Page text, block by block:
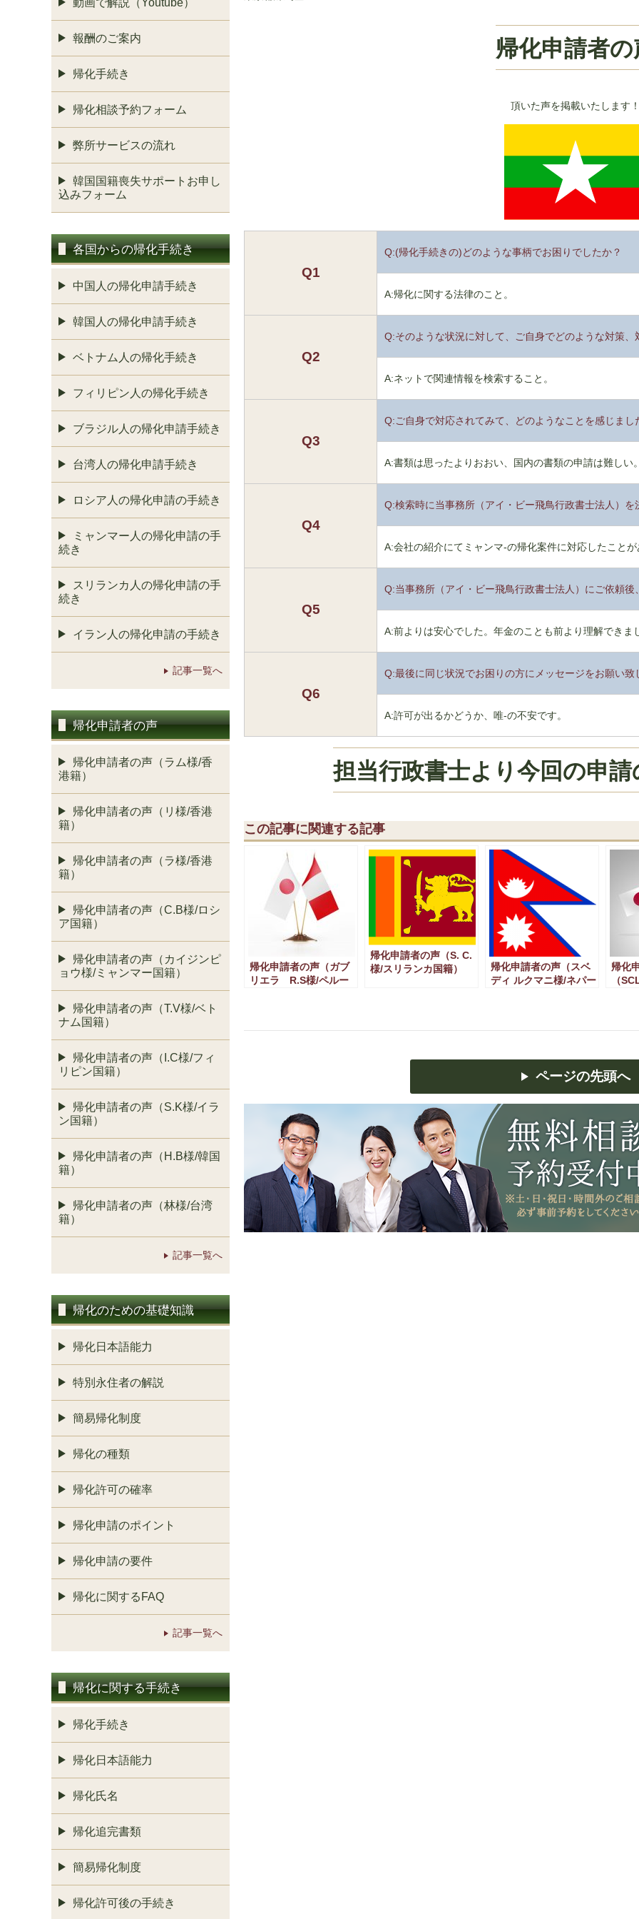
帰化申請者
頂いた声を掲載いたします
Q1
Q:(帰化手続きの)どのような事柄でお困りでしたか？
A:帰化に関する法律のこと。
Q2
Q:そのような状況に対して、ご自身でどのような対策、
A:ネットで関連情報を検索すること。
Q3
Q:ご自身で対応されてみて、どのようなことを感じまし
A:書類は思ったよりおおい、国内の書類の申請は難しい
Q4
Q:検索時に当事務所（アイ・ビー飛鳥行政書士法人）
A:会社の紹介にてミャンマ-の帰化案件に対応したこと
Q5
Q:当事務所（アイ・ビー飛鳥行政書士法人）にご依頼
A:前よりは安心でした。年金のことも前より理解できま
Q6
Q:最後に同じ状況でお困りの方にメッセージをお願い致
A:許可が出るかどうか、唯-の不安です。
担当行政書士より今回の申
この記事に関連する記事
帰化申請者の声（ガブ
リエラ R.S様/ペルー
帰化申請者の声（S. C.
様/スリランカ国籍）
帰化申請者の声（スベ
ディ ルクマニ様/ネパー
帰化
（
ページの先頭へ
動画で解説（Youtube）
報酬のご案内
帰化手続き
帰化相談予約フォーム
弊所サービスの流れ
韓国国籍喪失サポートお申し
込みフォーム
各国からの帰化手続き
中国人の帰化申請手続き
韓国人の帰化申請手続き
ベトナム人の帰化手続き
フィリピン人の帰化手続き
ブラジル人の帰化申請手続き
台湾人の帰化申請手続き
ロシア人の帰化申請の手続き
ミャンマー人の帰化申請の手
続き
スリランカ人の帰化申請の手
続き
イラン人の帰化申請の手続き
記事一覧へ
帰化申請者の声
帰化申請者の声（ラム様/香
港籍）
帰化申請者の声（リ様/香港
籍）
帰化申請者の声（ラ様/香港
籍）
帰化申請者の声（C.B様/ロシ
ア国籍）
帰化申請者の声（カイジンピ
ョウ様/ミャンマー国籍）
帰化申請者の声（T.V様/ベト
ナム国籍）
帰化申請者の声（I.C様/フィ
リピン国籍）
帰化申請者の声（S.K様/イラ
ン国籍）
帰化申請者の声（H.B様/韓国
籍）
帰化申請者の声（林様/台湾
籍）
記事一覧へ
帰化のための基礎知識
帰化日本語能力
特別永住者の解説
簡易帰化制度
帰化の種類
帰化許可の確率
帰化申請のポイント
帰化申請の要件
帰化に関するFAQ
記事一覧へ
帰化に関する手続き
帰化手続き
帰化日本語能力
帰化氏名
帰化追完書類
簡易帰化制度
帰化許可後の手続き